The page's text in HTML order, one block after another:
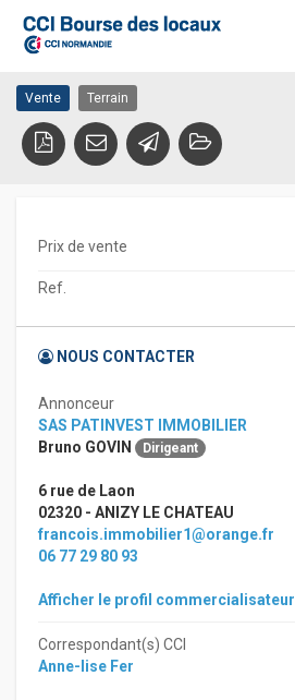
contenu
terrain industriel
61120 VIMOUTIERS
Vente Terrain
Prix de vente
Ref.
NOUS CONTACTER
Annonceur
SAS PATINVEST IMMOBILIER
Bruno GOVIN
Dirigeant
6 rue de Laon
02320 - ANIZY LE CHATEAU
francois.immobilier1@orange.fr
06 77 29 80 93
Afficher le profil commercialisateur
Correspondant(s) CCI
Anne-lise Fer